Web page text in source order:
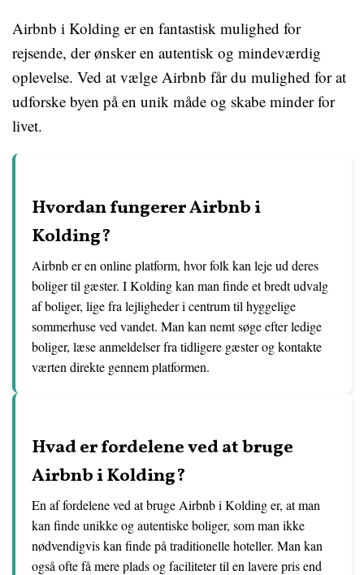
Airbnb i Kolding er en fantastisk mulighed for
rejsende, der ønsker en autentisk og mindeværdig
oplevelse. Ved at vælge Airbnb får du mulighed for at
udforske byen på en unik måde og skabe minder for
livet.
Hvordan fungerer Airbnb i
Kolding?
Airbnb er en online platform, hvor folk kan leje ud deres
boliger til gæster. I Kolding kan man finde et bredt udvalg
af boliger, lige fra lejligheder i centrum til hyggelige
sommerhuse ved vandet. Man kan nemt søge efter ledige
boliger, læse anmeldelser fra tidligere gæster og kontakte
værten direkte gennem platformen.
Hvad er fordelene ved at bruge
Airbnb i Kolding?
En af fordelene ved at bruge Airbnb i Kolding er, at man
kan finde unikke og autentiske boliger, som man ikke
nødvendigvis kan finde på traditionelle hoteller. Man kan
også ofte få mere plads og faciliteter til en lavere pris end